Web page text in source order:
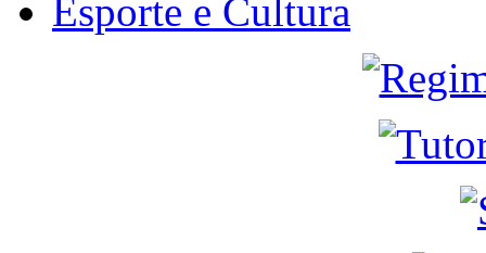
Esporte e Cultura